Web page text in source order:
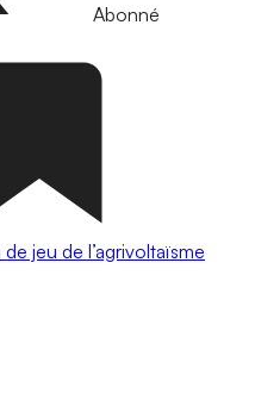
Abonné
jeu de l’agrivoltaïsme